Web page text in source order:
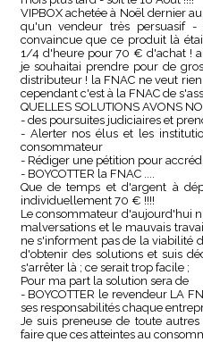
VIPBOX achetée à Noël dernier
qu'un vendeur très persuasif
convaincue que ce produit là
1/4 d'heure pour 70 € d'achat !
je souhaitai prendre pour de
distributeur ! la FNAC ne veut
cependant c'est à la FNAC de
QUELLES SOLUTIONS AVONS
- des poursuites judiciaires et
- Alerter nos élus et les
consommateur
- Rédiger une pétition pour
- BOYCOTTER la FNAC ....
Que de temps et d'argent à
individuellement 70 € !!!!
Le consommateur d'aujourd'hui
malversations et le mauvais
ne s'informent pas de la viabilité
d'obtenir des solutions et suis
s'arrêter là ; ce serait trop facile ;
Pour ma part la solution sera de
- BOYCOTTER le revendeur LA
ses responsabilités chaque
Je suis preneuse de toute
faire que ces atteintes au